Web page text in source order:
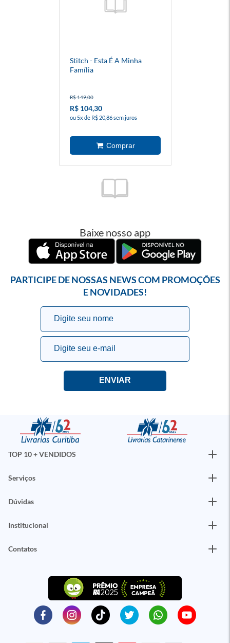
Stitch - Esta É A Minha
Família
R$ 149,00
R$ 104,30
ou 5x de R$ 20,86 sem juros
Baixe nosso app
PARTICIPE DE NOSSAS NEWS COM PROMOÇÕES
E NOVIDADES!
TOP 10 + VENDIDOS
Serviços
Dúvidas
Institucional
Contatos